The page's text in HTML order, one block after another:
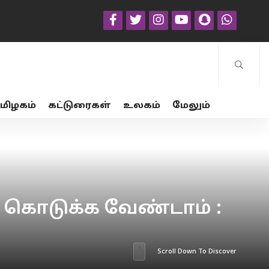
கட்டுரைகள் உலகம் மேலும்
கொடுக்க வேண்டாம் :
Scroll Down To Discover